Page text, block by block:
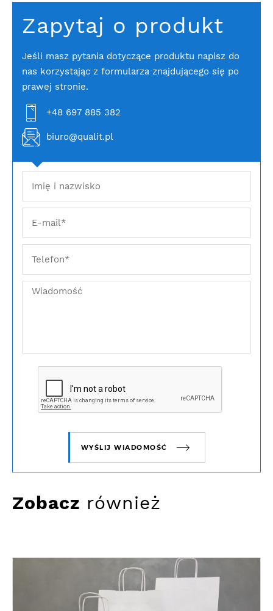
Zapytaj o produkt
Jeśli masz pytania dotyczące produktu napisz do
nas korzystając z formularza znajdującego się po
prawej stronie.
+48 697 885 382
biuro@qualit.pl
WYŚLIJ WIADOMOŚĆ
Zobacz również